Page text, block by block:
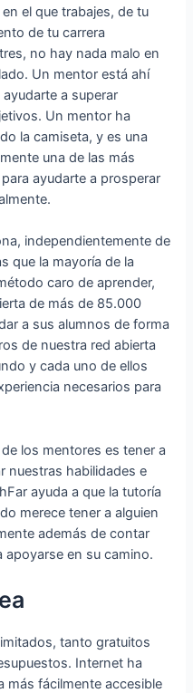
el que trabajes, de tu
de tu carrera
no hay nada malo en
Un mentor está ahí
a superar
Un mentor ha
la camiseta, y es una
una de las más
ayudarte a prosperar
independientemente de
que la mayoría de la
caro de aprender,
de más de 85.000
a sus alumnos de forma
de nuestra red abierta
y cada uno de ellos
necesarios para
los mentores es tener a
nuestras habilidades e
ayuda a que la tutoría
merece tener a alguien
además de contar
apoyarse en su camino.
tanto gratuitos
Internet ha
más fácilmente accesible